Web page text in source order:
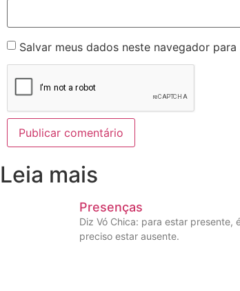
Salvar meus dados neste navegador
Leia mais
Presenças
Diz Vó Chica: para estar presente,
preciso estar ausente.